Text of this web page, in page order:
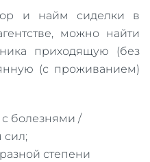
и найм сиделки в
можно найти
приходящую (без
(с проживанием)
болезнями /
сил;
степени